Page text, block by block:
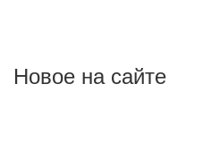
Новое на сайте